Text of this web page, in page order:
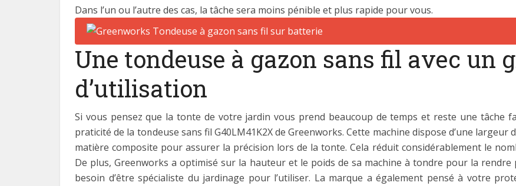
Dans l’un ou l’autre des cas, la tâche sera moins pénible et plus rapide pour vous.
Une tondeuse à gazon sans fil avec un
d’utilisation
Si vous pensez que la tonte de votre jardin vous prend beaucoup de temps et reste une tâche
praticité de la tondeuse sans fil G40LM41K2X de Greenworks. Cette machine dispose d’une largeur
matière composite pour assurer la précision lors de la tonte. Cela réduit considérablement le
De plus, Greenworks a optimisé sur la hauteur et le poids de sa machine à tondre pour la rendre
besoin d’être spécialiste du jardinage pour l’utiliser. La marque a également pensé à votre